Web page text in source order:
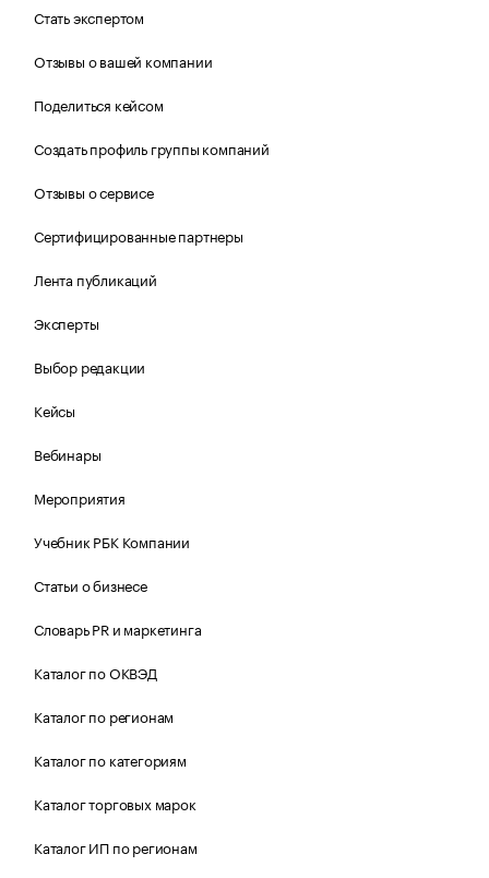
Стать экспертом
Отзывы о вашей компании
Поделиться кейсом
Создать профиль группы компаний
Отзывы о сервисе
Сертифицированные партнеры
Лента публикаций
Эксперты
Выбор редакции
Кейсы
Вебинары
Мероприятия
Учебник РБК Компании
Статьи о бизнесе
Словарь PR и маркетинга
Каталог по ОКВЭД
Каталог по регионам
Каталог по категориям
Каталог торговых марок
Каталог ИП по регионам